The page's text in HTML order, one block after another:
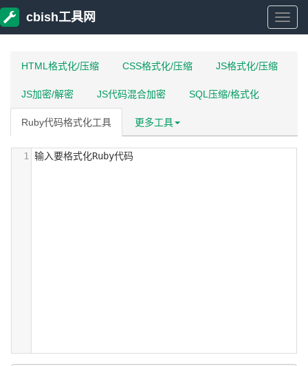
cbish
cbish工具网
HTML格式化/压缩 CSS格式化/压缩 JS格式化/压缩
JS加密/解密 JS代码混合加密 SQL压缩/格式化
Ruby代码格式化工具 更多工具
输入要格式化Ruby代码
1